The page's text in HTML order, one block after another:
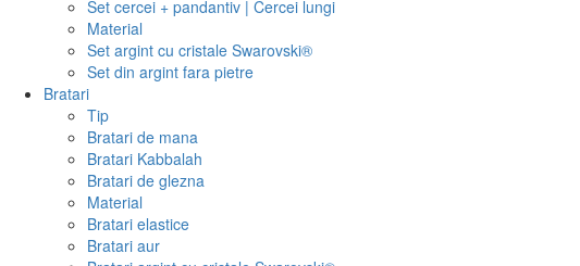
Set cercei + pandantiv | Cercei lungi
Material
Set argint cu cristale Swarovski®
Set din argint fara pietre
Bratari
Tip
Bratari de mana
Bratari Kabbalah
Bratari de glezna
Material
Bratari elastice
Bratari aur